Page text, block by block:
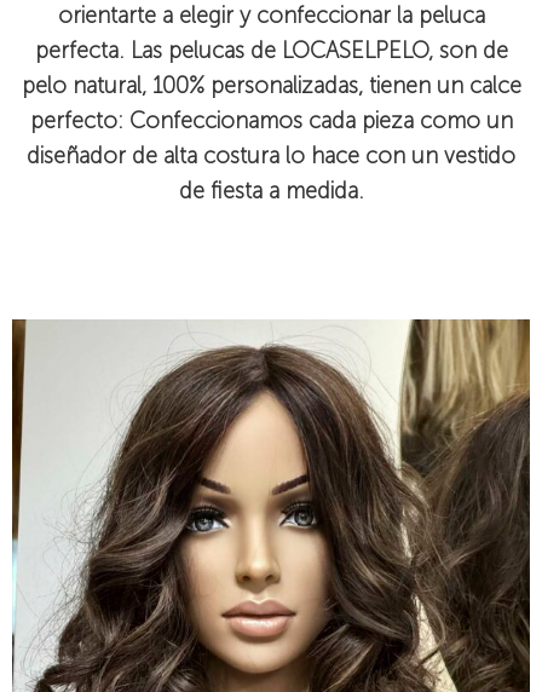
orientarte a elegir y confeccionar la peluca
perfecta. Las pelucas de LOCASELPELO, son de
pelo natural, 100% personalizadas, tienen un calce
perfecto: Confeccionamos cada pieza como un
diseñador de alta costura lo hace con un vestido
de fiesta a medida.